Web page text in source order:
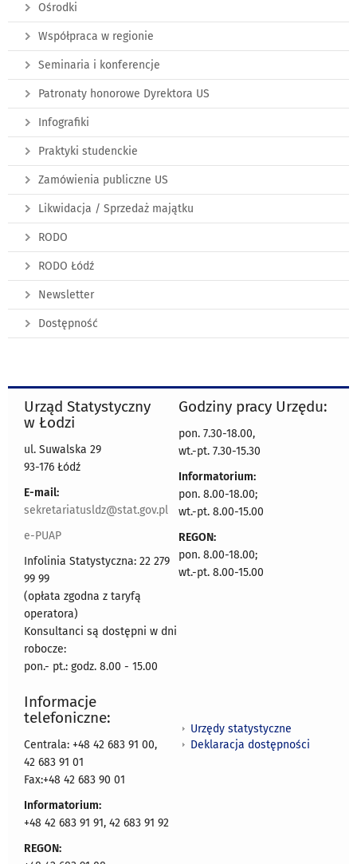
Ośrodki
Współpraca w regionie
Seminaria i konferencje
Patronaty honorowe Dyrektora US
Infografiki
Praktyki studenckie
Zamówienia publiczne US
Likwidacja / Sprzedaż majątku
RODO
RODO Łódź
Newsletter
Dostępność
Urząd Statystyczny
w Łodzi
ul. Suwalska 29
93-176 Łódź
E-mail:
sekretariatusldz@stat.gov.pl
e-PUAP
Infolinia Statystyczna: 22 279
99 99
(opłata zgodna z taryfą
operatora)
Konsultanci są dostępni w dni
robocze:
pon.- pt.: godz. 8.00 - 15.00
Godziny pracy Urzędu:
pon. 7.30-18.00,
wt.-pt. 7.30-15.30
Informatorium:
pon. 8.00-18.00;
wt.-pt. 8.00-15.00
REGON:
pon. 8.00-18.00;
wt.-pt. 8.00-15.00
Informacje
telefoniczne:
Centrala: +48 42 683 91 00,
42 683 91 01
Fax:+48 42 683 90 01
Informatorium:
+48 42 683 91 91, 42 683 91 92
REGON:
Urzędy statystyczne
Deklaracja dostępności